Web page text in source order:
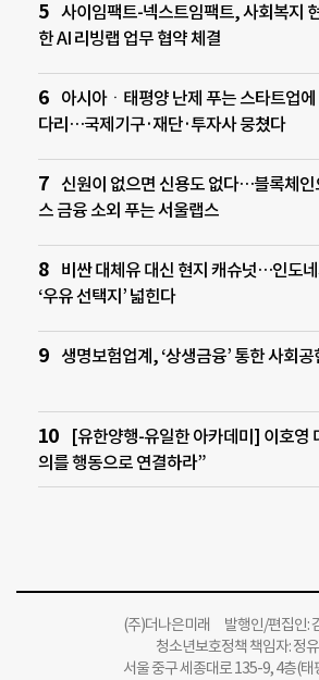
사이임팩트-넥스트임팩트, 사회복지
한 AI 리빙랩 업무 협약 체결
아시아ㆍ태평양 난제 푸는 스타트업
다리…국제기구·재단·투자사 뭉쳤다
신원이 없으면 신용도 없다…블록체인
스 금융 소외 푸는 서울랩스
비싼 대체유 대신 현지 캐슈넛…인도네
‘우유 선택지’ 넓힌다
생명보험업계, ‘상생금융’ 통한 사회공
[유한양행-유일한 아카데미] 이호영
의를 행동으로 연결하라”
(주)더나은미래 발행인/편집인:
청소년보호정책 책임자: 정
서울 중구 세종대로 135-9, 4층(태